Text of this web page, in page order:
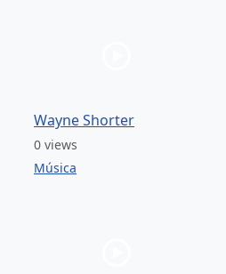
Wayne Shorter
0 views
Música